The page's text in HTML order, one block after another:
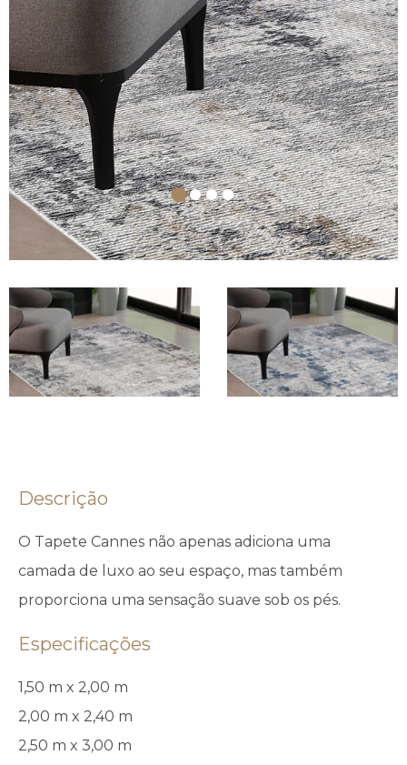
Descrição
O Tapete Cannes não apenas adiciona uma
camada de luxo ao seu espaço, mas também
proporciona uma sensação suave sob os pés.
Especificações
1,50 m x 2,00 m
2,00 m x 2,40 m
2,50 m x 3,00 m